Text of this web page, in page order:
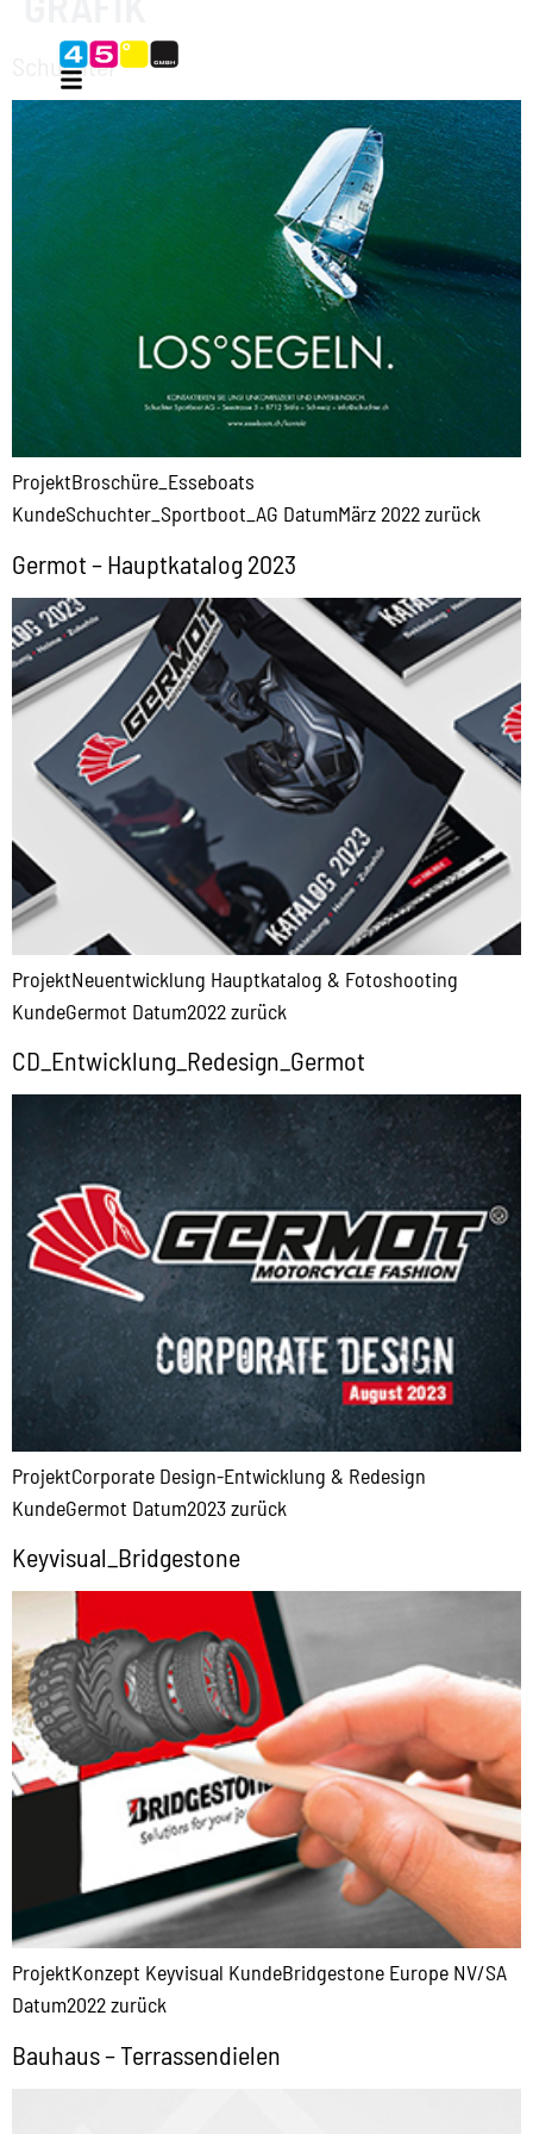
Schuchter
ProjektBroschüre_Esseboats
KundeSchuchter_Sportboot_AG DatumMärz 2022 zurück
Germot – Hauptkatalog 2023
ProjektNeuentwicklung Hauptkatalog & Fotoshooting
KundeGermot Datum2022 zurück
CD_Entwicklung_Redesign_Germot
ProjektCorporate Design-Entwicklung & Redesign
KundeGermot Datum2023 zurück
Keyvisual_Bridgestone
ProjektKonzept Keyvisual KundeBridgestone Europe NV/SA
Datum2022 zurück
Bauhaus – Terrassendielen